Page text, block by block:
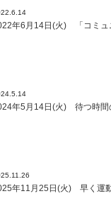
年6月14日(火) 「コミュ
年5月14日(火) 待つ時間
年11月25日(火) 早く運